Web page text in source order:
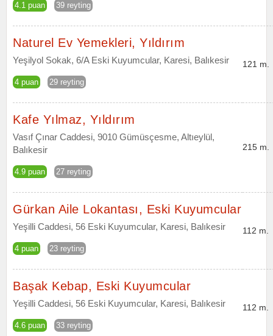
4.1 puan 39 reyting
Naturel Ev Yemekleri, Yıldırım
Yeşilyol Sokak, 6/A Eski Kuyumcular, Karesi, Balıkesir
4 puan 29 reyting
121 m.
Kafe Yılmaz, Yıldırım
Vasıf Çınar Caddesi, 9010 Gümüsçesme, Altıeylül,
Balıkesir
4.9 puan 27 reyting
215 m.
Gürkan Aile Lokantası, Eski Kuyumcular
Yeşilli Caddesi, 56 Eski Kuyumcular, Karesi, Balıkesir
4 puan 23 reyting
112 m.
Başak Kebap, Eski Kuyumcular
Yeşilli Caddesi, 56 Eski Kuyumcular, Karesi, Balıkesir
4.6 puan 33 reyting
112 m.